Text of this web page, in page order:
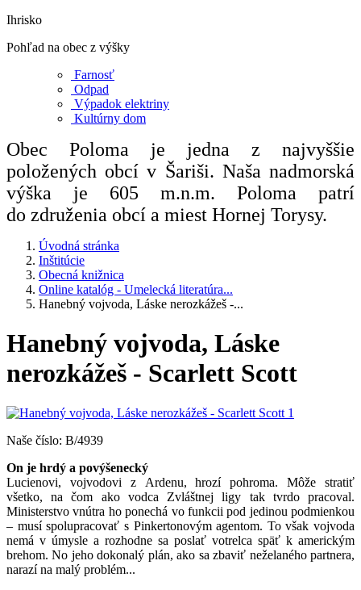
Ihrisko
Pohľad na obec z výšky
Farnosť
Odpad
Výpadok elektriny
Kultúrny dom
Obec Poloma je jedna z najvyššie
položených obcí v Šariši. Naša nadmorská
výška je 605 m.n.m. Poloma patrí
do združenia obcí a miest Hornej Torysy.
Úvodná stránka
Inštitúcie
Obecná knižnica
Online katalóg - Umelecká literatúra...
Hanebný vojvoda, Láske nerozkážeš -...
Hanebný vojvoda, Láske
nerozkážeš - Scarlett Scott
Naše číslo: B/4939
On je hrdý a povýšenecký
Lucienovi, vojvodovi z Ardenu, hrozí pohroma. Môže stratiť
všetko, na čom ako vodca Zvláštnej ligy tak tvrdo pracoval.
Ministerstvo vnútra ho ponechá vo funkcii pod jedinou podmienkou
– musí spolupracovať s Pinkertonovým agentom. To však vojvoda
nemá v úmysle a rozhodne sa poslať votrelca späť k americkým
brehom. No jeho dokonalý plán, ako sa zbaviť neželaného partnera,
narazí na malý problém...